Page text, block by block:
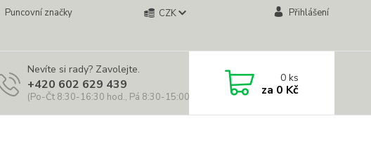
Puncovní značky
CZK Přihlášení
Nevíte si rady? Zavolejte.
+420 602 629 439
(Po-Čt 8:30-16:30 hod., Pá 8:30-15:00 hod.)
0ks
za 0 Kč